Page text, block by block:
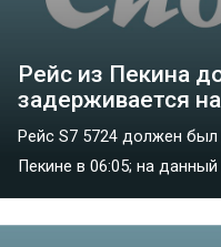
Рейс из Пекина
задерживается
Рейс S7 5724 должен
Пекине в 06:05; на